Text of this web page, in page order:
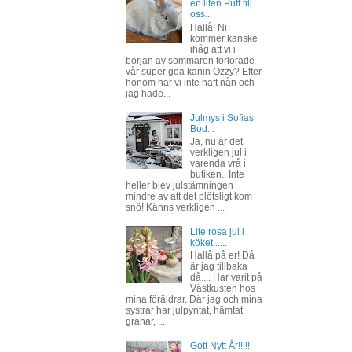
en liten Puff till
oss...
Hallå! Ni
kommer kanske
ihåg att vi i
början av sommaren förlorade
vår super goa kanin Ozzy? Efter
honom har vi inte haft nån och
jag hade...
Julmys i Sofias
Bod...
Ja, nu är det
verkligen jul i
varenda vrå i
butiken.. Inte
heller blev julstämningen
mindre av att det plötsligt kom
snö! Känns verkligen ...
Lite rosa jul i
köket......
Hallå på er! Då
är jag tillbaka
då.... Har varit på
Västkusten hos
mina föräldrar. Där jag och mina
systrar har julpyntat, hämtat
granar, ...
Gott Nytt År!!!!!